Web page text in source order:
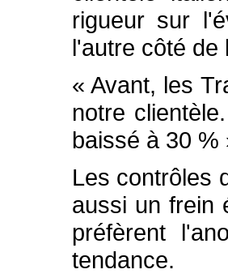
rigueur sur
l'autre côté de
« Avant, les
notre
baissé à 30 %
Les contrôles
aussi un frein
préfèrent
tendance.